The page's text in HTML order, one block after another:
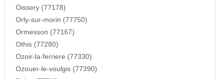
Oissery (77178)
Orly-sur-morin (77750)
Ormesson (77167)
Othis (77280)
Ozoir-la-ferriere (77330)
Ozouer-le-voulgis (77390)